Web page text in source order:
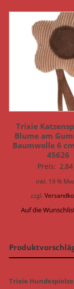
Trixie
Blume am
Baumwolle 6
45626
Preis:
inkl. 19 %
zzgl.
Auf die
Trixie